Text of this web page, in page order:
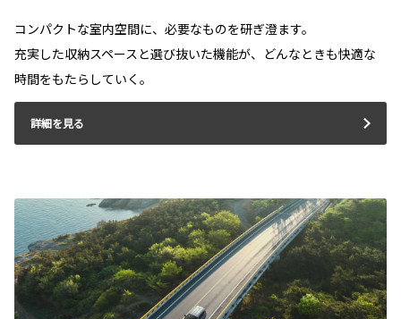
コンパクトな室内空間に、必要なものを研ぎ澄ます。
充実した収納スペースと選び抜いた機能が、どんなときも快適な
時間をもたらしていく。
詳細を見る